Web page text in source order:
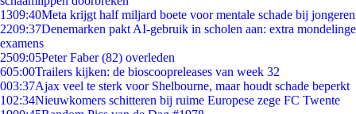
1309:40Meta krijgt half miljard boete voor mentale schade bij jongeren
2209:37Denemarken pakt AI-gebruik in scholen aan: extra mondelinge
examens
2509:05Peter Faber (82) overleden
605:00Trailers kijken: de bioscoopreleases van week 32
003:37Ajax veel te sterk voor Shelbourne, maar houdt schade beperkt
102:34Nieuwkomers schitteren bij ruime Europese zege FC Twente